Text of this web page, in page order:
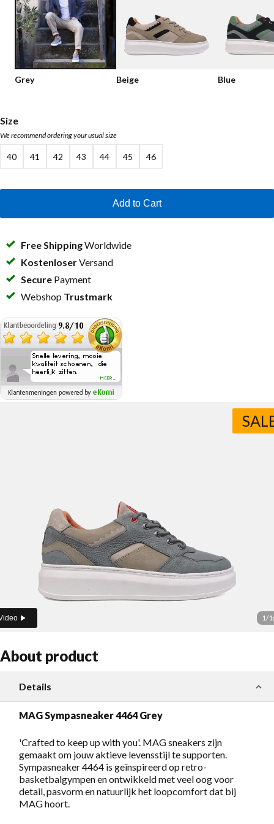
Low shoes
Vegan
Sandals
Loafers
Workerboots
Ankleboots with zipper
MAG Icons
Loafers
Sale
Grey Beige Blue
Size
We recommend ordering your usual size
40 41 42 43 44 45 46
Add to Cart
Free ShippingWorldwide
KostenloserVersand
Secure Payment
Webshop Trustmark
1/
About product
Details
MAG Sympasneaker 4464 Grey
'Crafted to keep up with you'. MAG sneakers zijn
gemaakt om jouw aktieve levensstijl te supporten.
Sympasneaker 4464 is geïnspireerd op retro-
basketbalgympen en ontwikkeld met veel oog voor
detail, pasvorm en natuurlijk het loopcomfort dat bij
MAG hoort.